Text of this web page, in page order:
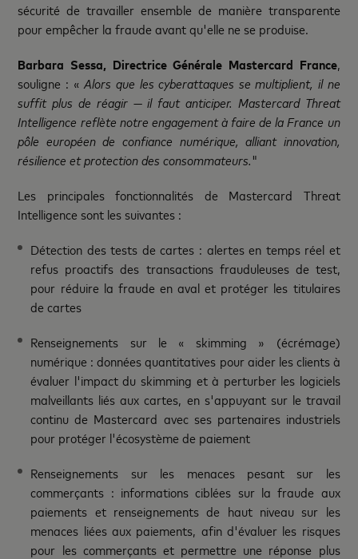
sécurité de travailler ensemble de manière transparente
pour empêcher la fraude avant qu'elle ne se produise.
Barbara Sessa, Directrice Générale Mastercard France,
souligne : «Alors que les cyberattaques se multiplient, il ne
suffit plus de réagir — il faut anticiper. Mastercard Threat
Intelligence reflète notre engagement à faire de la France un
pôle européen de confiance numérique, alliant innovation,
résilience et protection des consommateurs."
Les principales fonctionnalités de Mastercard Threat
Intelligence sont les suivantes :
Détection des tests de cartes : alertes en temps réel et
refus proactifs des transactions frauduleuses de test,
pour réduire la fraude en aval et protéger les titulaires
de cartes
Renseignements sur le « skimming » (écrémage)
numérique : données quantitatives pour aider les clients à
évaluer l'impact du skimming et à perturber les logiciels
malveillants liés aux cartes, en s'appuyant sur le travail
continu de Mastercard avec ses partenaires industriels
pour protéger l'écosystème de paiement
Renseignements sur les menaces pesant sur les
commerçants : informations ciblées sur la fraude aux
paiements et renseignements de haut niveau sur les
menaces liées aux paiements, afin d'évaluer les risques
pour les commerçants et permettre une réponse plus